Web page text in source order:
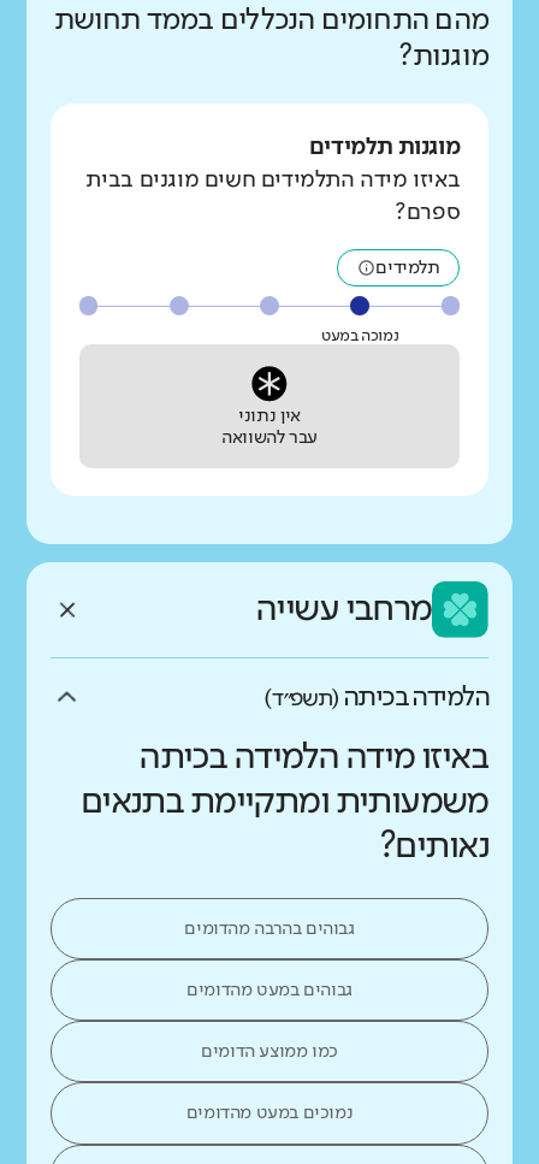
מהם התחומים הנכללים בממד תחושת
מוגנות?
מוגנות תלמידים
באיזו מידה התלמידים חשים מוגנים בבית
ספרם?
תלמידים
נמוכה במעט
אין נתוני
עבר להשוואה
מרחבי עשייה
הלמידה בכיתה (תשפ״ד)
באיזו מידה הלמידה בכיתה
משמעותית ומתקיימת בתנאים
נאותים?
גבוהים בהרבה מהדומים
גבוהים במעט מהדומים
כמו ממוצע הדומים
נמוכים במעט מהדומים